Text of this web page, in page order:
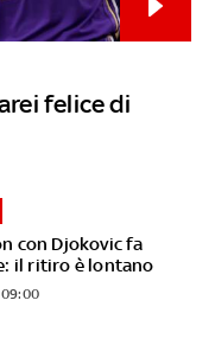
felice di
con Djokovic fa
il ritiro è lontano
09:00